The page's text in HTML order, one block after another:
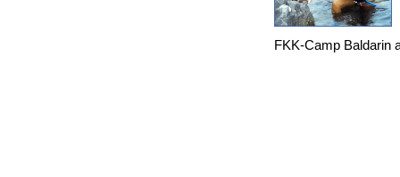
FKK-Camp Baldarin